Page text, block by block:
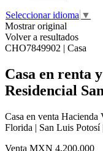
Seleccionar idioma ▼
Mostrar original
Volver a resultados
CHO7849902 | Casa
Casa en renta
Residencial
Casa en venta
Florida | San Luis Potosí
Venta MXN 4,200,000